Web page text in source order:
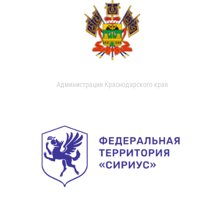
Администрация Краснодарского края